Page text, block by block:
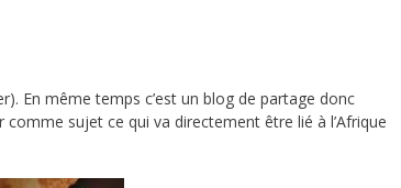
En même temps c’est un blog de partage donc
comme sujet ce qui va directement être lié à l’Afrique